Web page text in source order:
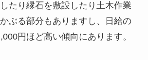
たり縁石を敷設したり土木作業
ぶる部分もありますし、日給の
円ほど高い傾向にあります。